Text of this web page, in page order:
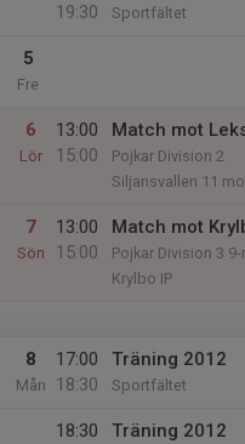
19:30
Sportfältet
5
Fre
6
Lör
13:00
15:00
Match mot
Pojkar Division 2
Siljansvallen 11
7
Sön
13:00
15:00
Match mot
Pojkar Division 3 9-
Krylbo IP
8
Mån
17:00
18:30
Träning 2012
Sportfältet
18:30
Träning 2012